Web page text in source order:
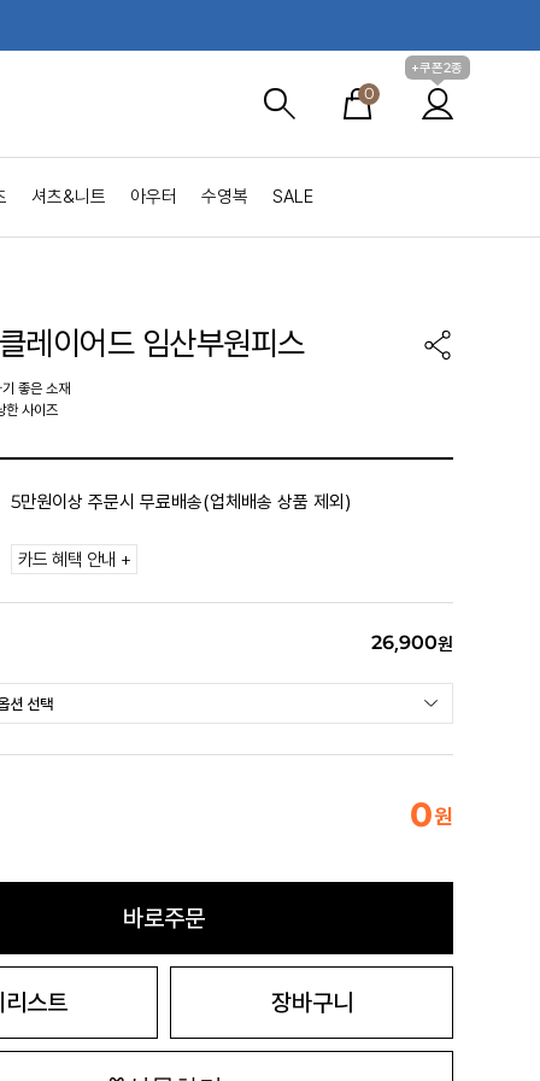
0
+쿠폰2종
셔츠&니트 아우터 수영복 SALE
레이어드 임산부원피스
좋은 소재
한 사이즈
5만원이상 주문시 무료배송(업체배송 상품 제외)
카드 혜택 안내 +
26,900원
0원
바로주문
리스트 장바구니